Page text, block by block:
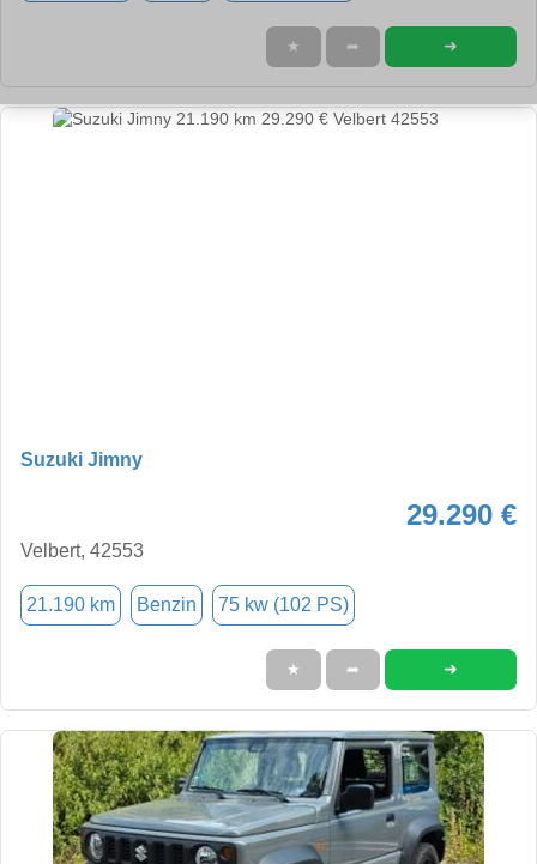
★ ➦ ➜
Suzuki Jimny
29.290 €
Velbert, 42553
21.190 km Benzin 75 kw (102 PS)
★ ➦ ➜